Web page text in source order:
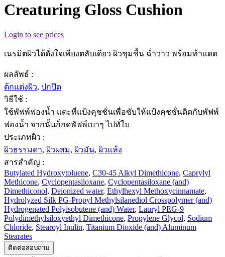
Creaturing Gloss Cushion
Login to see prices
เนรมิตผิวได้ดั่งใจเพียงตลับเดียว ผิวชุมชื้น ฉ่ำวาว พร้อมท้าเเดด
ผลลัพธ์ :
ต้กแต่งผิว, ปกปิด
วิธีใช้ :
ใช้พัฟพ์ฟองน้ำ แตะที่แป้งคุชชั่นเพื่อซับให้แป้งคุชชั่นติดกับพัฟพ์
ฟองน้ำ จากนั้นก็กดพัฟพ์เบาๆ ไปทั่ใบ
ประเภทผิว :
ผิวธรรมดา, ผิวผสม, ผิวมัน, ผิวแห้ง
สารสำคัญ :
Butylated Hydroxytoluene, C30-45 Alkyl Dimethicone, Caprylyl
Methicone, Cyclopentasiloxane, Cyclopentasiloxane (and)
Dimethiconol, Deionized water, Ethylhexyl Methoxycinnamate,
Hydrolyzed Silk PG-Propyl Methylsilanediol Crosspolymer (and)
Hydrogenated Polyisobutene (and) Water, Lauryl PEG-9
Polydimethylsiloxyethyl Dimethicone, Propylene Glycol, Sodium
Chloride, Stearoyl Inulin, Titanium Dioxide (and) Aluminum
Stearates
ติดต่อสอบถาม